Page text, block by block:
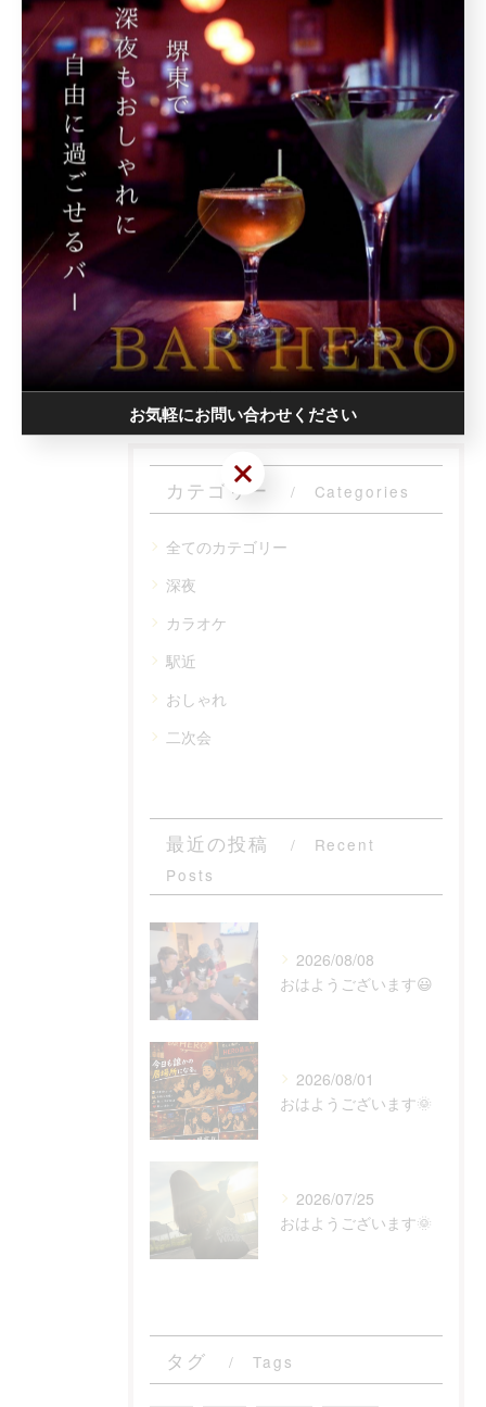
BARHERO
< 前のページ 一覧に戻る 次のページ >
関連タグ
#堺東
カテゴリー Categories
全てのカテゴリー
深夜
カラオケ
駅近
おしゃれ
二次会
最近の投稿
Recent
Posts
2026/08/08
おはようございます😃
2026/08/01
おはようございます🌞
2026/07/25
おはようございます🌞
タグ Tags
お気軽にお問い合わせください
お気軽にお問い合わせください